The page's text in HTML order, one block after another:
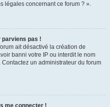
légales concernant ce forum ? ».
parviens pas !
ait désactivé la création de
banni votre IP ou interdit le nom
un administrateur du forum
me connecter !